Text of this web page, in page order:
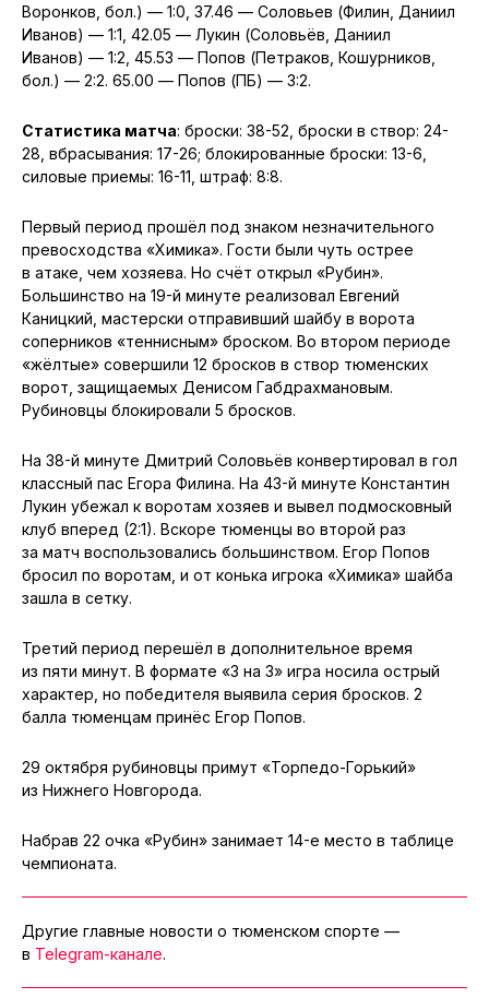
Воронков, бол.) — 1:0, 37.46 — Соловьев (Филин, Даниил
Иванов) — 1:1, 42.05 — Лукин (Соловьёв, Даниил
Иванов) — 1:2, 45.53 — Попов (Петраков, Кошурников,
бол.) — 2:2. 65.00 — Попов (ПБ) — 3:2.
Статистика матча: броски: 38-52, броски в створ: 24-
28, вбрасывания: 17-26; блокированные броски: 13-6,
силовые приемы: 16-11, штраф: 8:8.
Первый период прошёл под знаком незначительного
превосходства «Химика». Гости были чуть острее
в атаке, чем хозяева. Но счёт открыл «Рубин».
Большинство на 19-й минуте реализовал Евгений
Каницкий, мастерски отправивший шайбу в ворота
соперников «теннисным» броском. Во втором периоде
«жёлтые» совершили 12 бросков в створ тюменских
ворот, защищаемых Денисом Габдрахмановым.
Рубиновцы блокировали 5 бросков.
На 38-й минуте Дмитрий Соловьёв конвертировал в гол
классный пас Егора Филина. На 43-й минуте Константин
Лукин убежал к воротам хозяев и вывел подмосковный
клуб вперед (2:1). Вскоре тюменцы во второй раз
за матч воспользовались большинством. Егор Попов
бросил по воротам, и от конька игрока «Химика» шайба
зашла в сетку.
Третий период перешёл в дополнительное время
из пяти минут. В формате «3 на 3» игра носила острый
характер, но победителя выявила серия бросков. 2
балла тюменцам принёс Егор Попов.
29 октября рубиновцы примут «Торпедо-Горький»
из Нижнего Новгорода.
Набрав 22 очка «Рубин» занимает 14-е место в таблице
чемпионата.
Другие главные новости о тюменском спорте —
в Telegram-канале.